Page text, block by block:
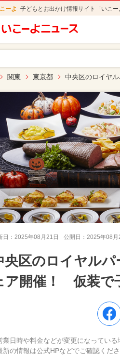
ーよ 子どもとお出かけ情報サイト「いこ
関東 東京都 中央区のロイヤ
日： 2025年08月21日 公開日： 2025年08月
央区のロイヤル
ア開催！ 仮装で
業日時や料金などが変更になっている
新の情報は公式HPなどでご確認くださ